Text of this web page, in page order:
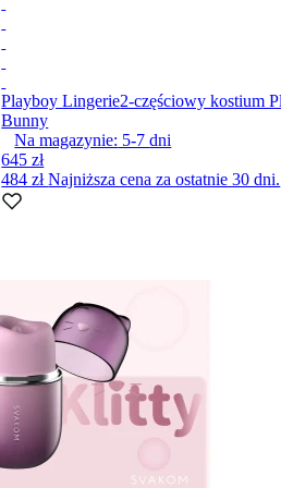
Playboy Lingerie2-częściowy kostium
Bunny
Na magazynie: 5-7dni
645 zł
484 złNajniższa cena za ostatnie 30 dni.